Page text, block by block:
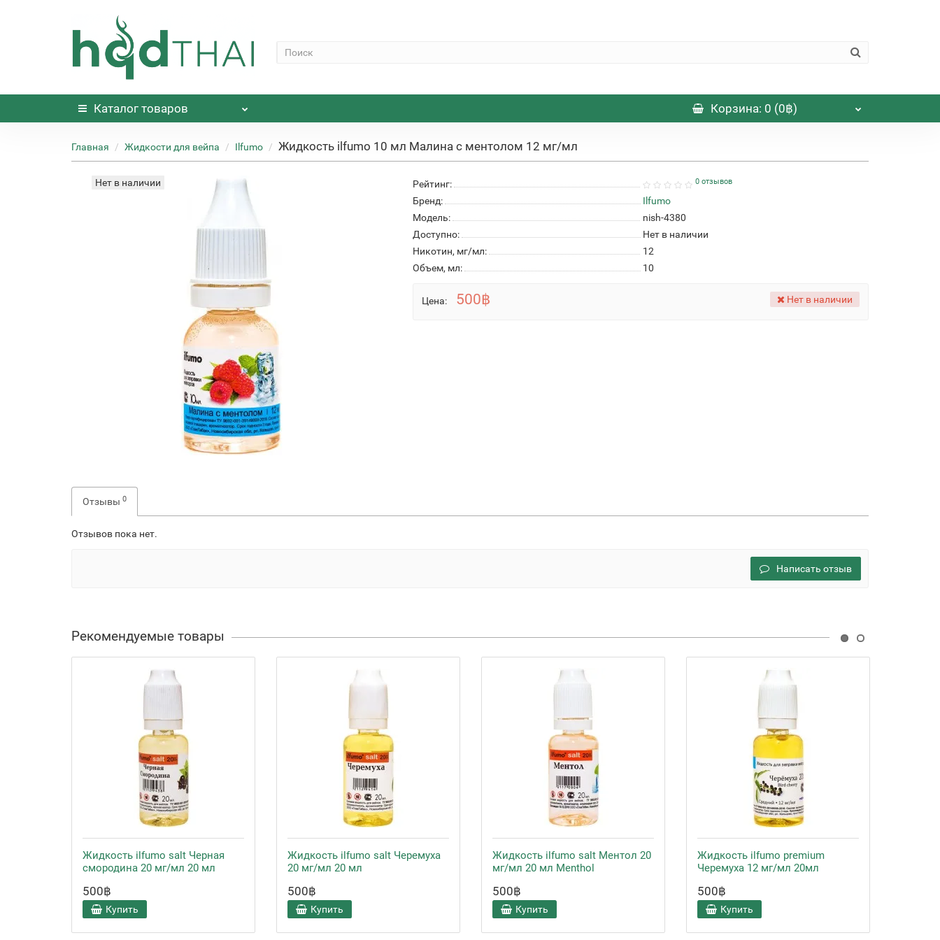
Каталог товаров Корзина: 0 (0฿)
Главная Жидкости для вейпа Ilfumo Жидкость ilfumo 10 мл Малина с ментолом 12 мг/мл
Нет в наличии Рейтинг: 0 отзывов
Бренд:
Ilfumo
Модель:
nish-4380
Доступно:
Нет в наличии
Никотин, мг/мл:
12
Объем, мл:
10
Цена: 500฿ Нет в наличии
Отзывы 0
Отзывов пока нет.
Написать отзыв
Рекомендуемые товары
Жидкость ilfumo salt Черная
смородина 20 мг/мл 20 мл
500฿
Купить
Жидкость ilfumo salt Черемуха
20 мг/мл 20 мл
500฿
Купить
Жидкость ilfumo salt Ментол 20
мг/мл 20 мл Menthol
500฿
Купить
Жидкость ilfumo premium
Черемуха 12 мг/мл 20мл
500฿
Купить